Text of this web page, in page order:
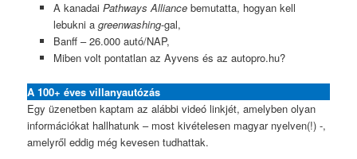
A kanadai Pathways Alliancebemutatta, hogyan kell
lebukni a greenwashing-gal,
Banff – 26.000 autó/NAP,
Miben volt pontatlan az Ayvens és az autopro.hu?
A 100+ éves villanyautózás
Egy üzenetben kaptam az alábbi videó linkjét, amelyben olyan
információkat hallhatunk – most kivételesen magyar nyelven(!) -,
amelyről eddig még kevesen tudhattak.